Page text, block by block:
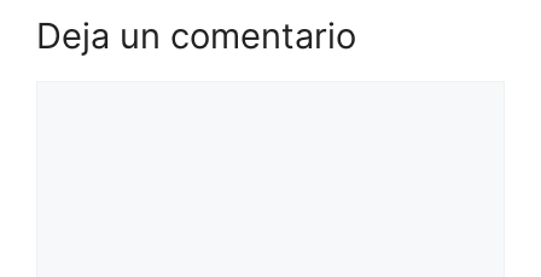
Deja un comentario